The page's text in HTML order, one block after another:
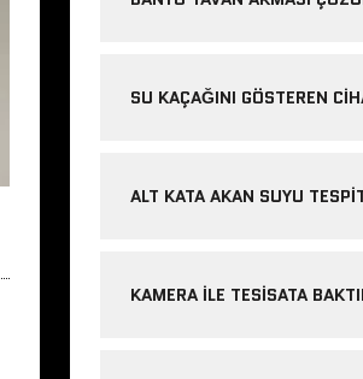
SU KAÇAĞINI GÖSTEREN
ALT KATA AKAN SUYU
KAMERA ILE TESISATA